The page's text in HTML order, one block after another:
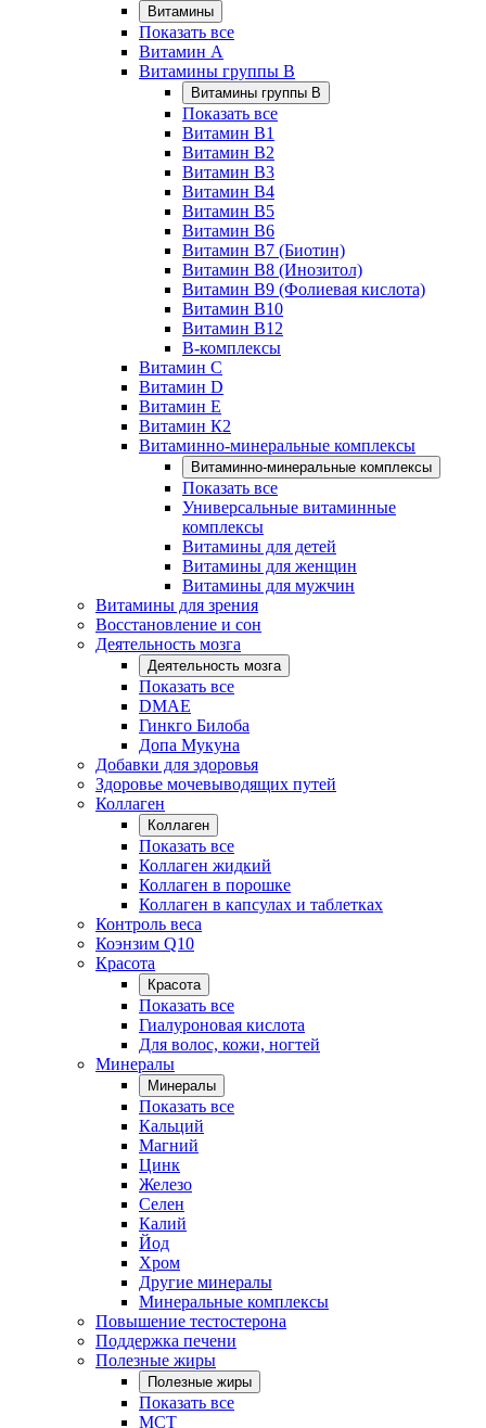
Витамины
Показать все
Витамин A
Витамины группы B
Витамины группы B
Показать все
Витамин B1
Витамин B2
Витамин B3
Витамин B4
Витамин B5
Витамин B6
Витамин B7 (Биотин)
Витамин B8 (Инозитол)
Витамин B9 (Фолиевая кислота)
Витамин B10
Витамин B12
B-комплексы
Витамин C
Витамин D
Витамин E
Витамин К2
Витаминно-минеральные комплексы
Витаминно-минеральные комплексы
Показать все
Универсальные витаминные
комплексы
Витамины для детей
Витамины для женщин
Витамины для мужчин
Витамины для зрения
Восстановление и сон
Деятельность мозга
Деятельность мозга
Показать все
DMAE
Гинкго Билоба
Допа Мукуна
Добавки для здоровья
Здоровье мочевыводящих путей
Коллаген
Коллаген
Показать все
Коллаген жидкий
Коллаген в порошке
Коллаген в капсулах и таблетках
Контроль веса
Коэнзим Q10
Красота
Красота
Показать все
Гиалуроновая кислота
Для волос, кожи, ногтей
Минералы
Минералы
Показать все
Кальций
Магний
Цинк
Железо
Селен
Калий
Йод
Хром
Другие минералы
Минеральные комплексы
Повышение тестостерона
Поддержка печени
Полезные жиры
Полезные жиры
Показать все
MCT